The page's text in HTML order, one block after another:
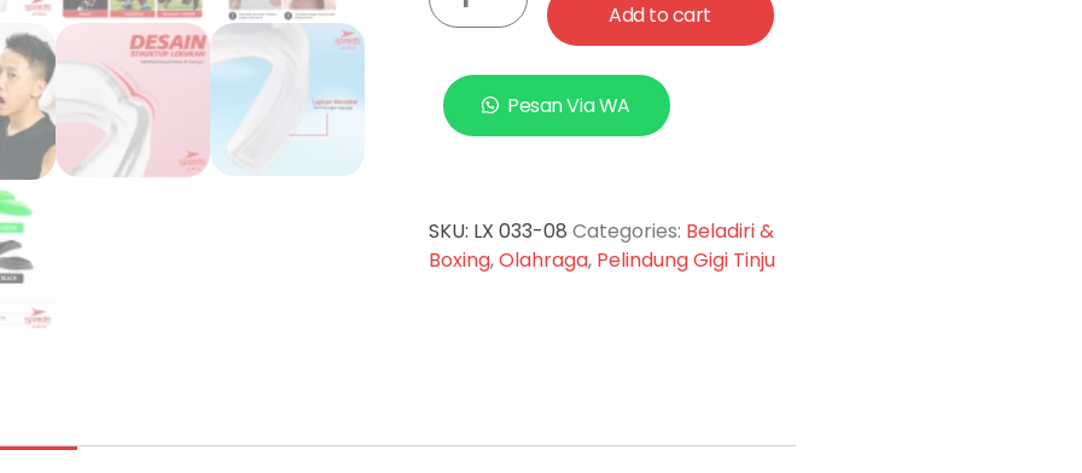
Add to cart
Pesan Via WA
SKU: LX 033-08 Categories: Beladiri &
Boxing,Olahraga, Pelindung Gigi Tinju